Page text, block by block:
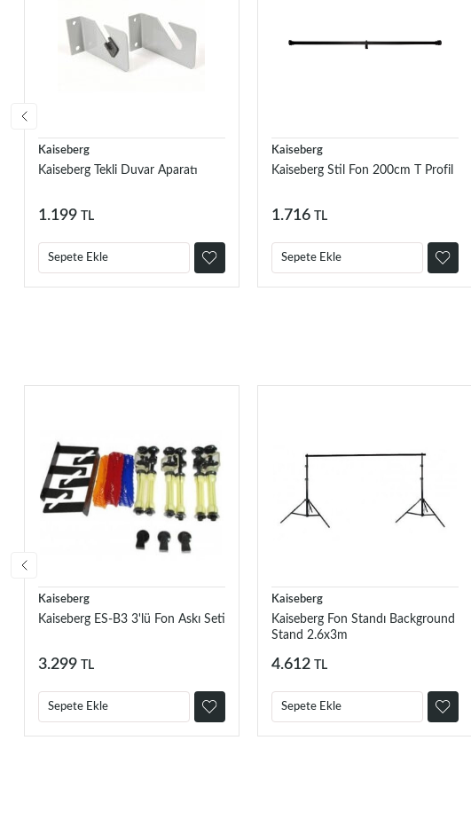
Kaiseberg
Kaiseberg Tekli Duvar Aparatı
1.199 TL
Sepete Ekle
Kaiseberg
Kaiseberg Stil Fon 200cm T Profil
1.716 TL
Sepete Ekle
Kaiseberg
Kaiseberg ES-B3 3'lü Fon Askı Seti
3.299 TL
Sepete Ekle
Kaiseberg
Kaiseberg Fon Standı Background
Stand 2.6x3m
4.612 TL
Sepete Ekle